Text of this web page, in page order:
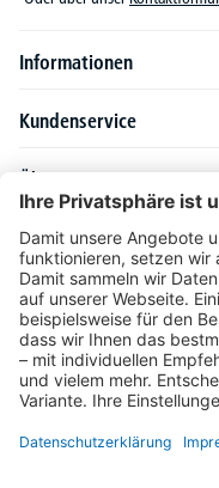
Informationen
Kundenservice
Über DELTA-V
Produktsortiment
Ratgeber
Unser Angebot richtet sich